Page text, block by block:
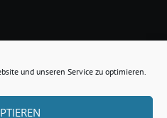
und unseren Service zu optimieren.